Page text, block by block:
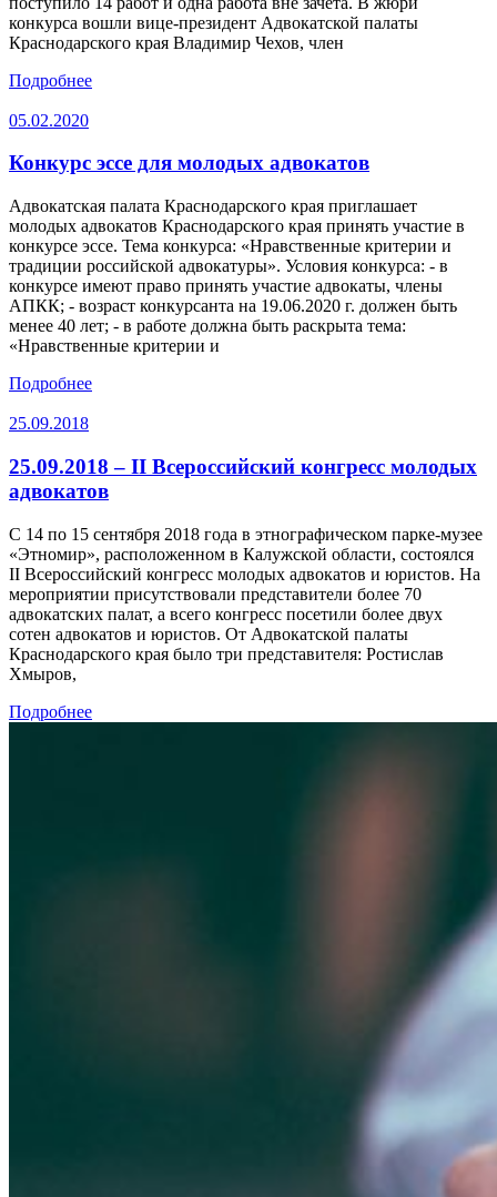
конкурса вошли вице-президент Адвокатской палаты
Краснодарского края Владимир Чехов, член
Подробнее
05.02.2020
Конкурс эссе для молодых адвокатов
Адвокатская палата Краснодарского края приглашает
молодых адвокатов Краснодарского края принять участие в
конкурсе эссе. Тема конкурса: «Нравственные критерии и
традиции российской адвокатуры». Условия конкурса: - в
конкурсе имеют право принять участие адвокаты, члены
АПКК; - возраст конкурсанта на 19.06.2020 г. должен быть
менее 40 лет; - в работе должна быть раскрыта тема:
«Нравственные критерии и
Подробнее
25.09.2018
25.09.2018 – II Всероссийский конгресс молодых
адвокатов
С 14 по 15 сентября 2018 года в этнографическом парке-музее
«Этномир», расположенном в Калужской области, состоялся
II Всероссийский конгресс молодых адвокатов и юристов. На
мероприятии присутствовали представители более 70
адвокатских палат, а всего конгресс посетили более двух
сотен адвокатов и юристов. От Адвокатской палаты
Краснодарского края было три представителя: Ростислав
Хмыров,
Подробнее